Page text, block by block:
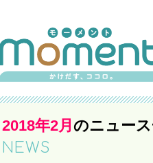
2018年2月 のニュー
NEWS